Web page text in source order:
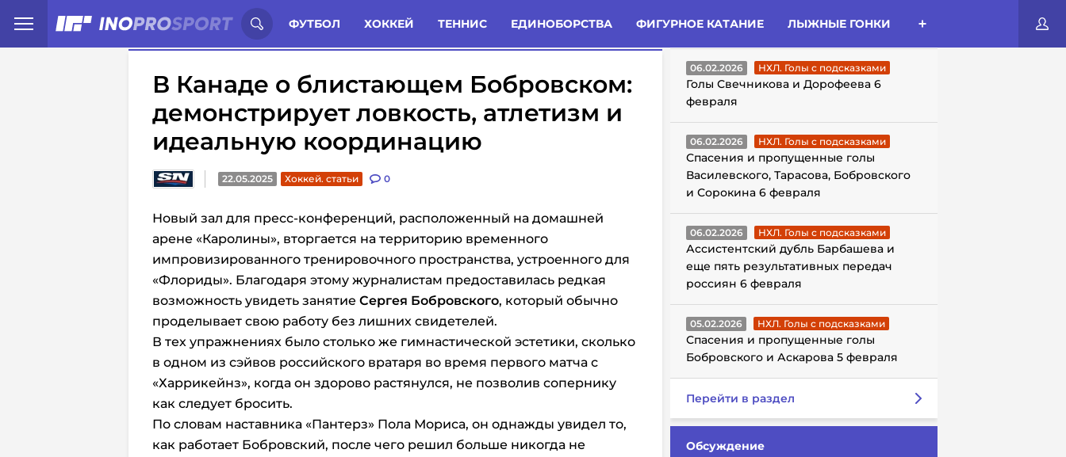
ФУТБОЛ ХОККЕЙ ТЕННИС ЕДИНОБОРСТВА ФИГУРНОЕ КАТАНИЕ ЛЫЖНЫЕ ГОНКИ
Иностранцы о спорте России: Статьи Комменты Новости
В Канаде о блистающем Бобровском:
демонстрирует ловкость, атлетизм и
идеальную координацию
22.05.2025 Хоккей. статьи 0
Новый зал для пресс-конференций, расположенный на домашней
арене «Каролины», вторгается на территорию временного
импровизированного тренировочного пространства, устроенного для
«Флориды». Благодаря этому журналистам предоставилась редкая
возможность увидеть занятие Сергея Бобровского, который обычно
проделывает свою работу без лишних свидетелей.
В тех упражнениях было столько же гимнастической эстетики, сколько
в одном из сэйвов российского вратаря во время первого матча с
«Харрикейнз», когда он здорово растянулся, не позволив сопернику
как следует бросить.
По словам наставника «Пантерз» Пола Мориса, он однажды увидел то,
как работает Бобровский, после чего решил больше никогда не
ГОЛЫ С ПОДСКАЗКАМИ
06.02.2026 НХЛ. Голы с подсказками
Голы Свечникова и Дорофеева 6
февраля
06.02.2026 НХЛ. Голы с подсказками
Спасения и пропущенные голы
Василевского, Тарасова, Бобровского
и Сорокина 6 февраля
06.02.2026 НХЛ. Голы с подсказками
Ассистентский дубль Барбашева и
еще пять результативных передач
россиян 6 февраля
05.02.2026 НХЛ. Голы с подсказками
Спасения и пропущенные голы
Бобровского и Аскарова 5 февраля
Перейти в раздел
Обсуждение